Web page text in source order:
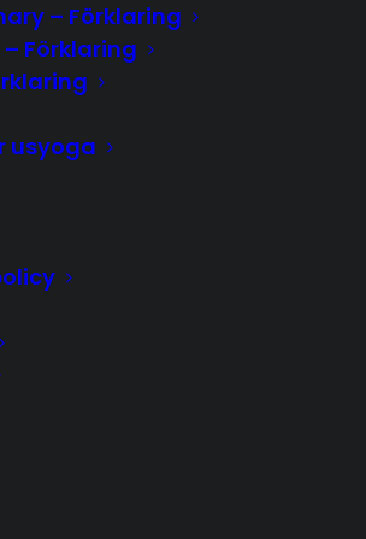
– Förklaring
Förklaring
usyoga
ulrica@usyoga.se